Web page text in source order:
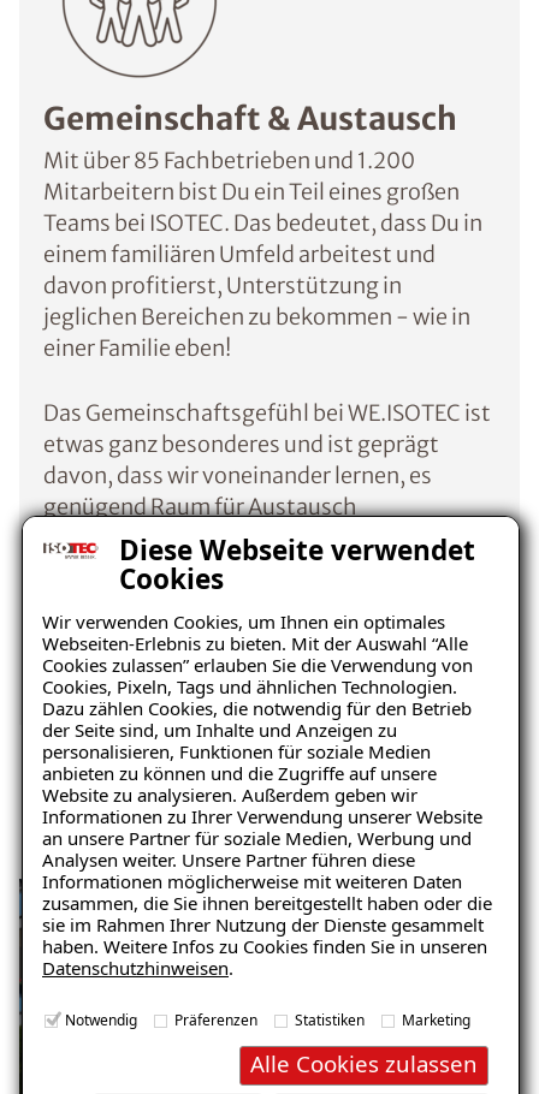
Diese Webseite verwendet
Cookies
Wir verwenden Cookies, um Ihnen ein optimales
Webseiten-Erlebnis zu bieten. Mit der Auswahl “Alle
Cookies zulassen” erlauben Sie die Verwendung von
Cookies, Pixeln, Tags und ähnlichen Technologien.
Dazu zählen Cookies, die notwendig für den Betrieb
der Seite sind, um Inhalte und Anzeigen zu
personalisieren, Funktionen für soziale Medien
anbieten zu können und die Zugriffe auf unsere
Website zu analysieren. Außerdem geben wir
Informationen zu Ihrer Verwendung unserer Website
an unsere Partner für soziale Medien, Werbung und
Analysen weiter. Unsere Partner führen diese
Informationen möglicherweise mit weiteren Daten
zusammen, die Sie ihnen bereitgestellt haben oder die
sie im Rahmen Ihrer Nutzung der Dienste gesammelt
haben. Weitere Infos zu Cookies finden Sie in unseren
Datenschutzhinweisen.
Notwendig Präferenzen Statistiken Marketing
Alle Cookies zulassen
Gemeinschaft & Austausch
Mit über 85 Fachbetrieben und 1.200
Mitarbeitern bist Du ein Teil eines großen
Teams bei ISOTEC. Das bedeutet, dass Du in
einem familiären Umfeld arbeitest und
davon profitierst, Unterstützung in
jeglichen Bereichen zu bekommen - wie in
einer Familie eben!
Das Gemeinschaftsgefühl bei WE.ISOTEC ist
etwas ganz besonderes und ist geprägt
davon, dass wir voneinander lernen, es
genügend Raum für Austausch
untereinander gibt und wir so gemeinsam
unsere Ziele erreichen.
Gemeinschaft & AustauschWertschätzung & Respekt
Bewerbungsprozess